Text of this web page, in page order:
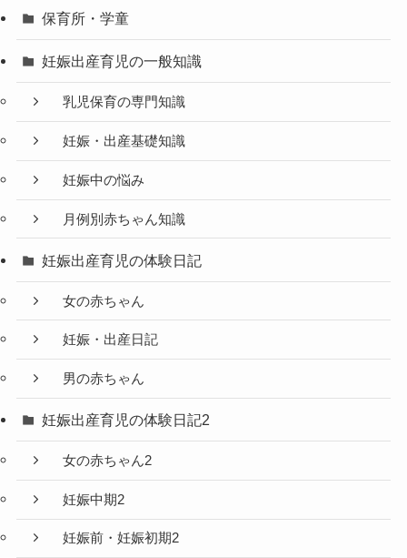
保育所・学童
妊娠出産育児の一般知識
乳児保育の専門知識
妊娠・出産基礎知識
妊娠中の悩み
月例別赤ちゃん知識
妊娠出産育児の体験日記
女の赤ちゃん
妊娠・出産日記
男の赤ちゃん
妊娠出産育児の体験日記2
女の赤ちゃん2
妊娠中期2
妊娠前・妊娠初期2